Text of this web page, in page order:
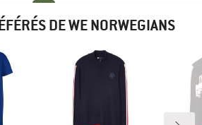
DE WE NORWEGIANS